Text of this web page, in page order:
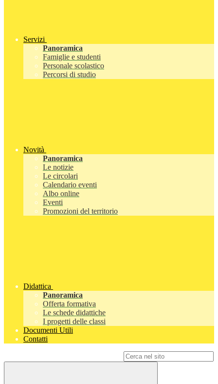
Servizi
Panoramica
Famiglie e studenti
Personale scolastico
Percorsi di studio
Novità
Panoramica
Le notizie
Le circolari
Calendario eventi
Albo online
Eventi
Promozioni del territorio
Didattica
Panoramica
Offerta formativa
Le schede didattiche
I progetti delle classi
Documenti Utili
Contatti